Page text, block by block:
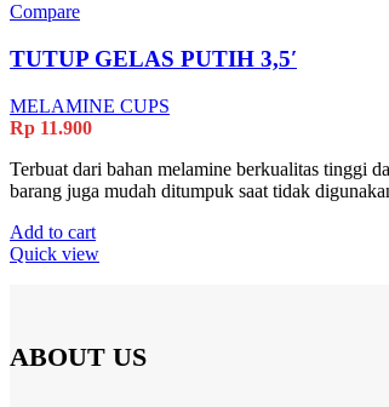
Compare
TUTUP GELAS PUTIH 3,5′
MELAMINE CUPS
Rp 11.900
Terbuat dari bahan melamine berkualitas tinggi
barang juga mudah ditumpuk saat tidak
Add to cart
Quick view
ABOUT US